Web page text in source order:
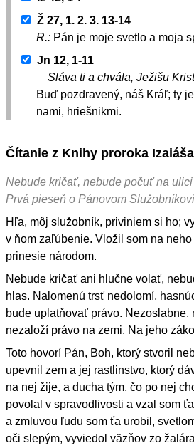
Ž 27, 1. 2. 3. 13-14
R.: Pán je moje svetlo a moja
Jn 12, 1-11
Sláva ti a chvála, Ježišu
Buď pozdravený, náš Kráľ; ty
nami, hriešnikmi.
Čítanie z Knihy proroka Izaiáša
Nebude kričať, nebude počuť na
Prvá pieseň o Pánovom Služobníkovi
Hľa, môj služobník, priviniem si ho;
v ňom zaľúbenie. Vložil som na
prinesie národom.
Nebude kričať ani hlučne volať,
hlas. Nalomenú trsť nedolomí,
bude uplatňovať právo. Nezoslabne,
nezaloží právo na zemi. Na jeho
Toto hovorí Pán, Boh, ktorý stvoril
upevnil zem a jej rastlinstvo, ktorý
na nej žije, a ducha tým, čo po nej
povolal v spravodlivosti a vzal som
a zmluvou ľudu som ťa urobil,
oči slepým, vyviedol väzňov zo